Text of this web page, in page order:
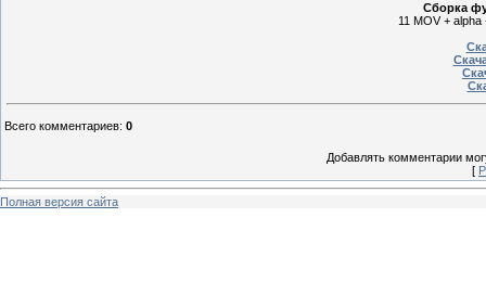
Сборка
11 MOV +
Всего комментариев: 0
Добавлять комментарии
[
Полная версия сайта